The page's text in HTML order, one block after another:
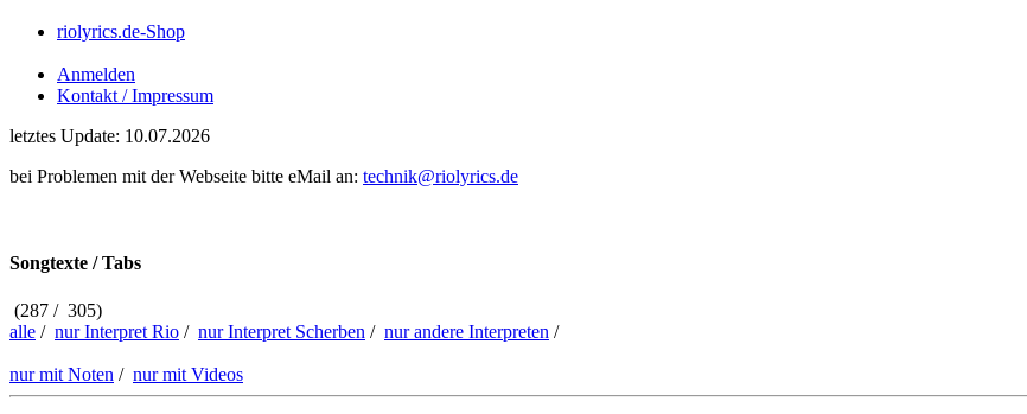
riolyrics.de-Shop
Anmelden
Kontakt / Impressum
letztes Update: 10.07.2026
bei Problemen mit der Webseite bitte eMail an: technik@riolyrics.de
Songtexte / Tabs
(287 / 305)
alle / nur Interpret Rio / nur Interpret Scherben / nur andere Interpreten /
nur mit Noten / nur mit Videos